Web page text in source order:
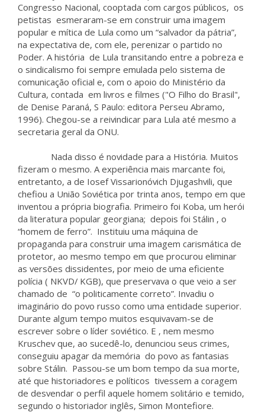
Congresso Nacional, cooptada com cargos públicos, os
petistas esmeraram-se em construir uma imagem
popular e mítica de Lula como um “salvador da pátria”,
na expectativa de, com ele, perenizar o partido no
Poder. A história de Lula transitando entre a pobreza e
o sindicalismo foi sempre emulada pelo sistema de
comunicação oficial e, com o apoio do Ministério da
Cultura, contada em livros e filmes ("O Filho do Brasil",
de Denise Paraná, S Paulo: editora Perseu Abramo,
1996). Chegou-se a reivindicar para Lula até mesmo a
secretaria geral da ONU.
Nada disso é novidade para a História. Muitos
fizeram o mesmo. A experiência mais marcante foi,
entretanto, a de Iosef Vissarionóvich Djugashvili, que
chefiou a União Soviética por trinta anos, tempo em que
inventou a própria biografia. Primeiro foi Koba, um herói
da literatura popular georgiana; depois foi Stálin , o
“homem de ferro”. Instituiu uma máquina de
propaganda para construir uma imagem carismática de
protetor, ao mesmo tempo em que procurou eliminar
as versões dissidentes, por meio de uma eficiente
polícia ( NKVD/ KGB), que preservava o que veio a ser
chamado de “o politicamente correto”. Invadiu o
imaginário do povo russo como uma entidade superior.
Durante algum tempo muitos esquivavam-se de
escrever sobre o líder soviético. E , nem mesmo
Kruschev que, ao sucedê-lo, denunciou seus crimes,
conseguiu apagar da memória do povo as fantasias
sobre Stálin. Passou-se um bom tempo da sua morte,
até que historiadores e políticos tivessem a coragem
de desvendar o perfil aquele homem solitário e temido,
segundo o historiador inglês, Simon Montefiore.